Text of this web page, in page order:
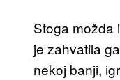
Stoga možda
je zahvatila
nekoj banji,